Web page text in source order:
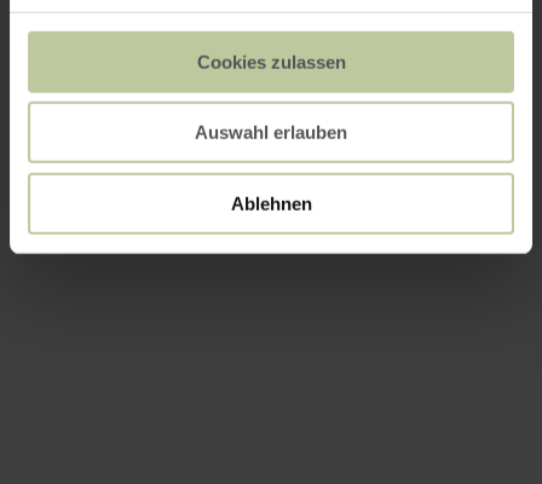
Cookies zulassen
Auswahl erlauben
Ablehnen